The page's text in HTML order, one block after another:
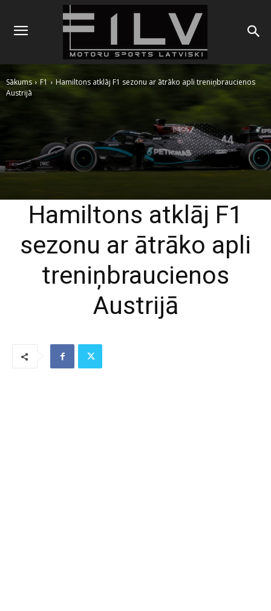
Sākums F1
Hamiltons atklāj F1 sezonu ar ātrāko apli treniņbraucienos
Austrijā
Hamiltons atklāj F1
sezonu ar ātrāko apli
treniņbraucienos
Austrijā